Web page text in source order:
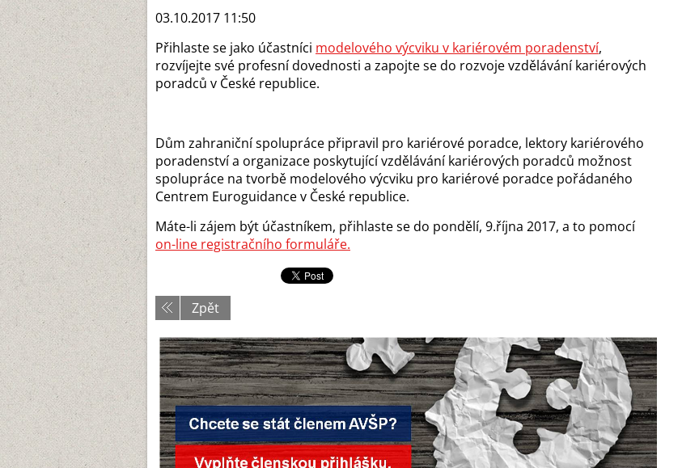
03.10.2017 11:50
Přihlaste se jako účastníci modelového výcviku v kariérovém poradenství,
rozvíjejte své profesní dovednosti a zapojte se do rozvoje vzdělávání kariérových
poradců v České republice.
Dům zahraniční spolupráce připravil pro kariérové poradce, lektory kariérového
poradenství a organizace poskytující vzdělávání kariérových poradců možnost
spolupráce na tvorbě modelového výcviku pro kariérové poradce pořádaného
Centrem Euroguidance v České republice.
Máte-li zájem být účastníkem, přihlaste se do pondělí, 9.října 2017, a to pomocí
on-line registračního formuláře.
Zpět